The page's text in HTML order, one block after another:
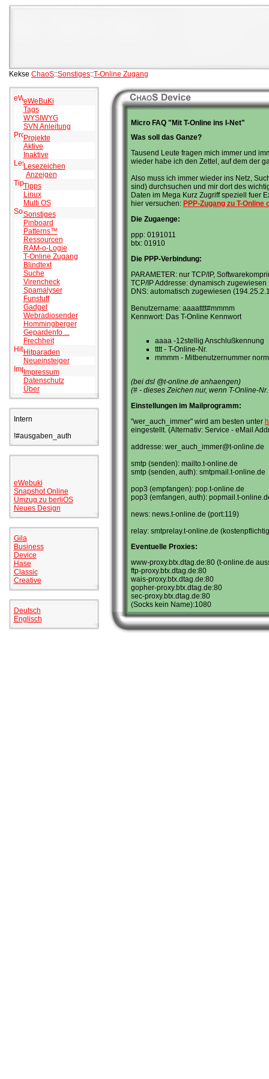
Kekse ChaoS::Sonstiges::T-Online Zugang
eWeBuKi
Tags
WYSIWYG
SVN Anleitung
Projekte
Aktive
Inaktive
Lesezeichen
Anzeigen
Tipps
Linux
Multi OS
Sonstiges
Pinboard
Patterns™
Ressourcen
RAM-o-Logie
T-Online Zugang
Blindtext
Suche
Virencheck
Spamalyser
Funstuff
Gadget
Webradiosender
Hommingberger
Gepardenfo ...
Frechheit
Hitparaden
Neueinsteiger
Impressum
Datenschutz
Über
Intern
!#ausgaben_auth
eWebuki
Snapshot Online
Umzug zu berliOS
Neues Design
Gila
Business
Device
Hase
Classic
Creative
Deutsch
Englisch
Micro FAQ "Mit T-Online ins I-Net"
Was soll das Ganze?
Tausend Leute fragen mich immer und
wieder habe ich den Zettel, auf dem der
Also muss ich immer wieder ins Netz,
sind) durchsuchen und mir dort des
Daten im Mega Kurz Zugriff speziell fuer
hier versuchen: PPP-Zugang zu T-Online
Die Zugaenge:
ppp: 0191011
btx: 01910
Die PPP-Verbindung:
PARAMETER: nur TCP/IP,
TCP/IP Addresse: dynamisch zugewiesen
DNS: automatisch zugewiesen
Benutzername: aaaatttt#mmmm
Kennwort: Das T-Online Kennwort
aaaa -12stellig Anschlußkennung
tttt - T-Online-Nr.
mmmm - Mitbenutzernummer
(bei dsl @t-online.de anhaengen)
(# - dieses Zeichen nur, wenn T-Online-
Einstellungen im Mailprogramm:
"wer_auch_immer" wird am besten unter
eingestellt. (Alternativ: Service - eMail
addresse: wer_auch_immer@t-online.de
smtp (senden): mailto.t-online.de
smtp (senden, auth): smtpmail.t-online.de
pop3 (empfangen): pop.t-online.de
pop3 (emfangen, auth): popmail.t-
news: news.t-online.de (port:119)
relay: smtprelay.t-online.de
Eventuelle Proxies:
www-proxy.btx.dtag.de:80 (t-online.de
ftp-proxy.btx.dtag.de:80
wais-proxy.btx.dtag.de:80
gopher-proxy.btx.dtag.de:80
sec-proxy.btx.dtag.de:80
(Socks kein Name):1080